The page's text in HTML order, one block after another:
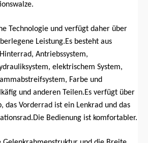
Technologie und verfügt daher über
Leistung.Es besteht aus
Antriebssystem,
elektrischem System,
Farbe und
und anderen Teilen.Es verfügt über
das Vorderrad ist ein Lenkrad und das
Bedienung ist komfortabler.